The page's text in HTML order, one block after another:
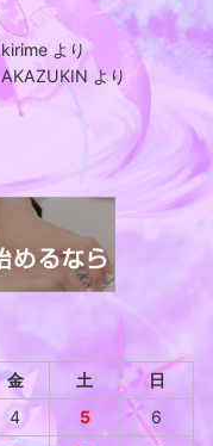
kirime より
AKAZUKIN より
金 土
日
4 5
6